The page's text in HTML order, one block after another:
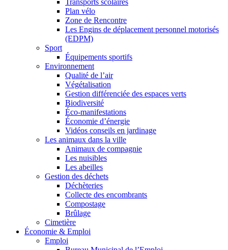
Transports scolaires
Plan vélo
Zone de Rencontre
Les Engins de déplacement personnel motorisés
(EDPM)
Sport
Équipements sportifs
Environnement
Qualité de l’air
Végétalisation
Gestion différenciée des espaces verts
Biodiversité
Éco-manifestations
Économie d’énergie
Vidéos conseils en jardinage
Les animaux dans la ville
Animaux de compagnie
Les nuisibles
Les abeilles
Gestion des déchets
Déchèteries
Collecte des encombrants
Compostage
Brûlage
Cimetière
Économie & Emploi
Emploi